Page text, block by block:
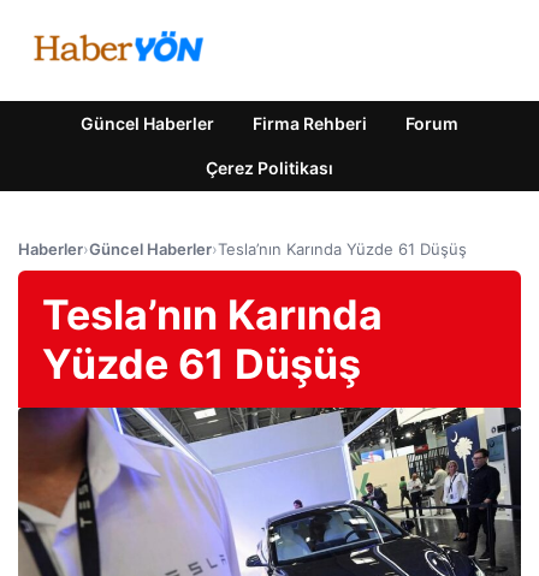
Güncel Haberler Firma Rehberi Forum
Çerez Politikası
Haberler›Güncel Haberler›Tesla’nın Karında Yüzde 61 Düşüş
Tesla’nın Karında
Yüzde 61 Düşüş